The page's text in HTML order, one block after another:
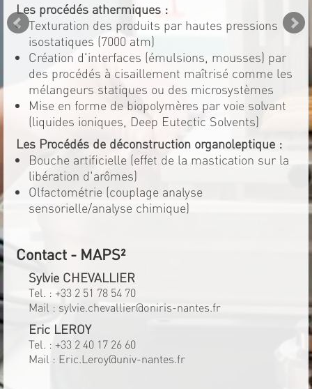
Les procédés athermiques :
Texturation des produits par hautes pressions
isostatiques (7000 atm)
Création d'interfaces (émulsions, mousses) par
des procédés à cisaillement maîtrisé comme les
mélangeurs statiques ou des microsystèmes
Mise en forme de biopolymères par voie solvant
(liquides ioniques, Deep Eutectic Solvents)
Les Procédés de déconstruction organoleptique :
Bouche artificielle (effet de la mastication sur la
libération d'arômes)
Olfactométrie (couplage analyse
sensorielle/analyse chimique)
Contact - MAPS²
Sylvie CHEVALLIER
Tel. : +33 2 51 78 54 70
Mail : sylvie.chevallier@oniris-nantes.fr
Eric LEROY
Tel. : +33 2 40 17 26 60
Mail : Eric.Leroy@univ-nantes.fr